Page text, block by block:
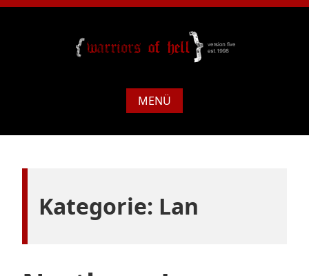
MENÜ
Kategorie: Lan